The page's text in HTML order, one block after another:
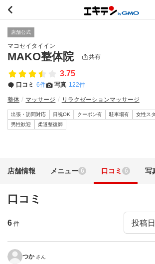
店舗公式
マコセイタイイン
MAKO整体院 共有
3.75
口コミ 6件 写真 122件
整体 マッサージ リラクゼーションマッサージ
出張・訪問対応 日祝OK クーポン有 駐車場有 女性ス
男性歓迎
柔道整復師
店舗情報 メニュー 6 口コミ 6 写
口コミ
6 件
つか さん